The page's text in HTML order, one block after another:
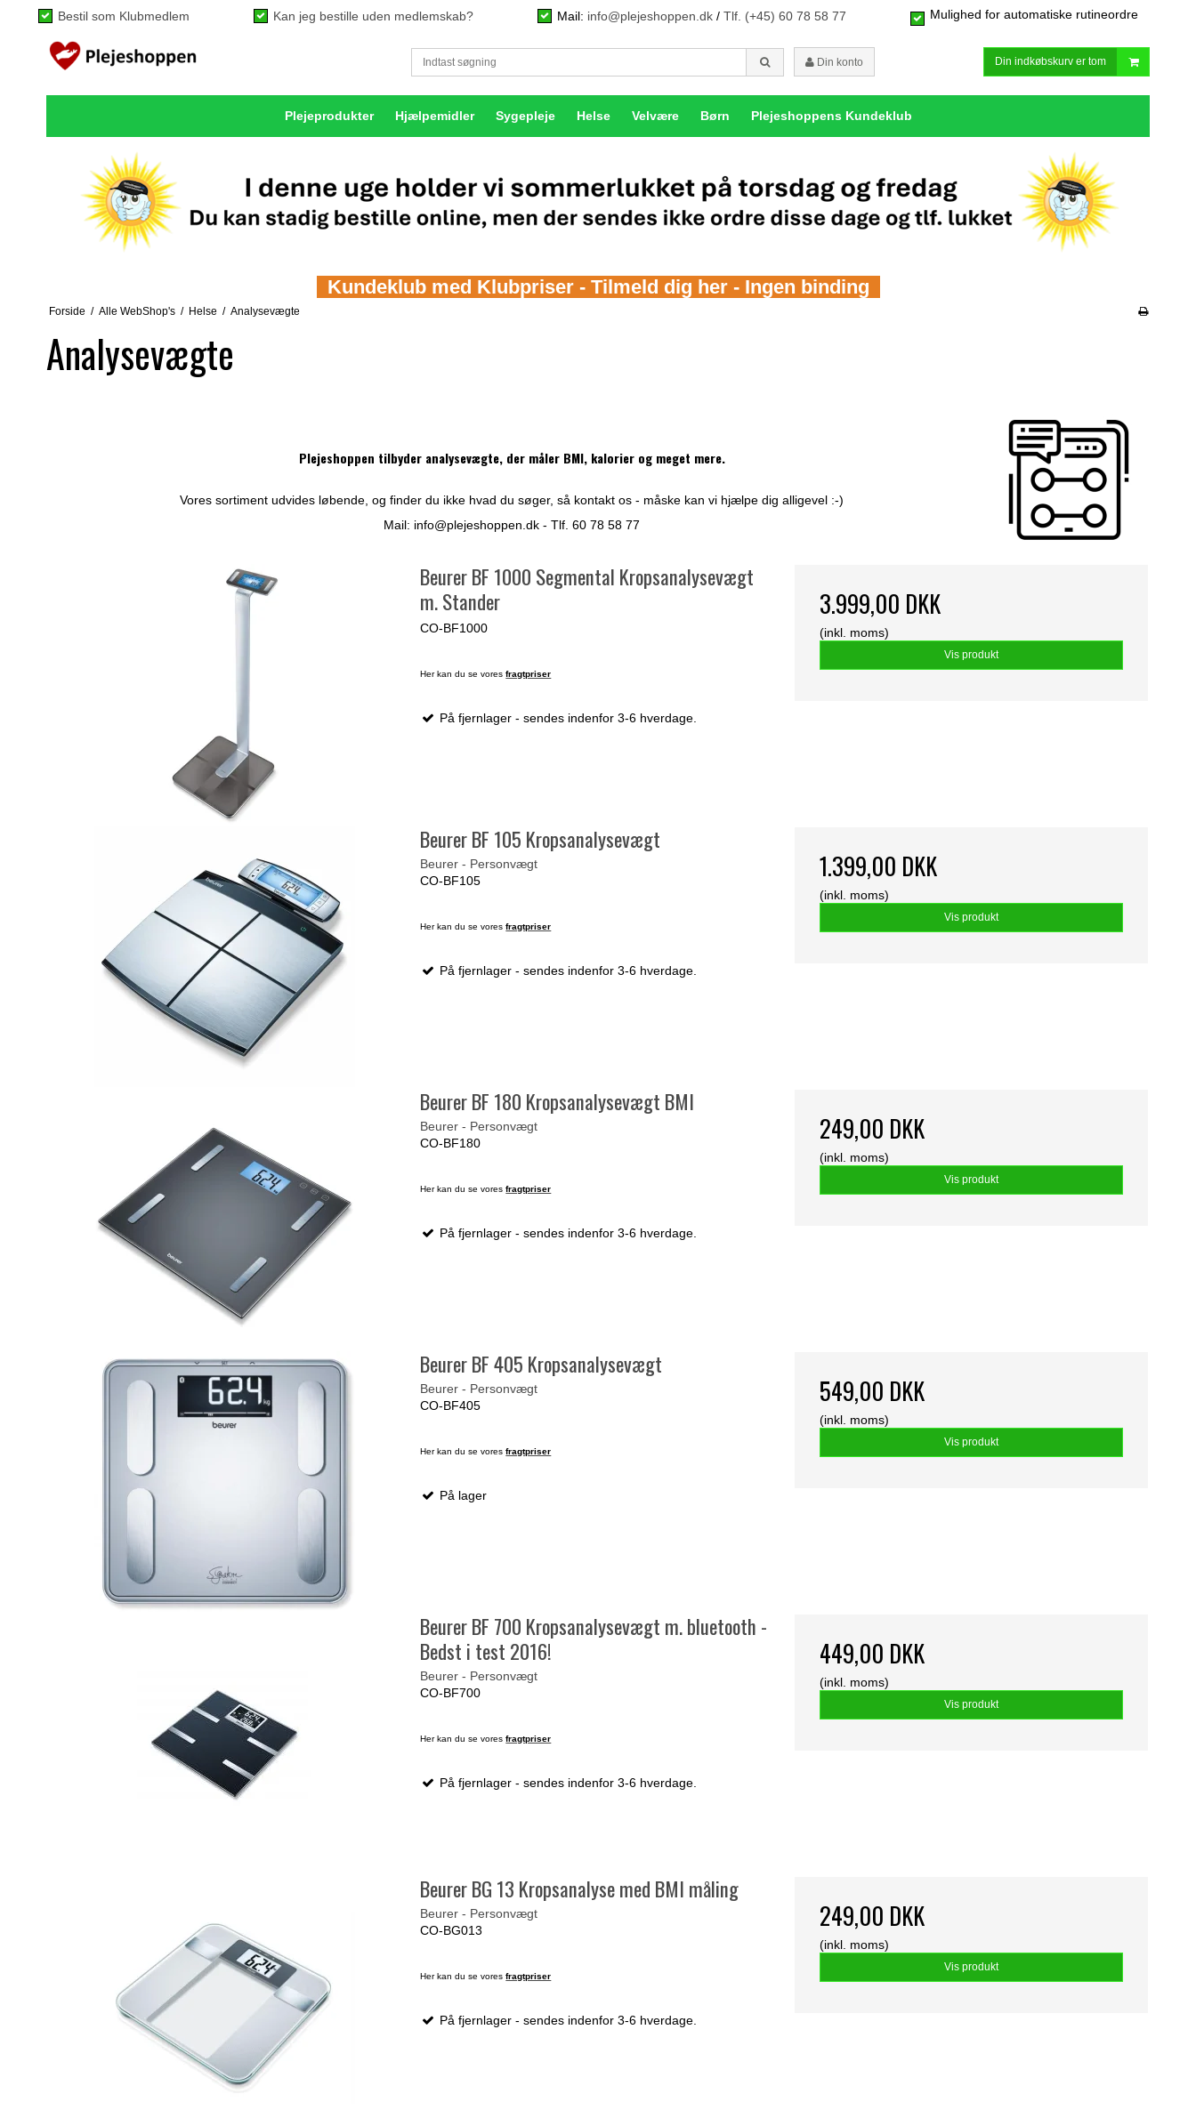
Bestil som Klubmedlem Kan jeg bestille uden medlemskab? Mail: info@plejeshoppen.dk / Tlf. (+45) 60 78 58 77 Mulighed for automatiske rutineordre
Din konto Din indkøbskurv er tom
Plejeprodukter Hjælpemidler Sygepleje Helse Velvære Børn Plejeshoppens Kundeklub
Kundeklub med Klubpriser - Tilmeld dig her - Ingen binding
Forside / Alle WebShop's / Helse / Analysevægte
Analysevægte
Plejeshoppen tilbyder analysevægte, der måler BMI, kalorier og meget mere.
Vores sortiment udvides løbende, og finder du ikke hvad du søger, så kontakt os - måske kan vi hjælpe dig alligevel :-)
Mail: info@plejeshoppen.dk - Tlf. 60 78 58 77
Beurer BF 1000 Segmental Kropsanalysevægt
m. Stander
CO-BF1000
Her kan du se voresfragtpriser
På fjernlager - sendes indenfor 3-6 hverdage.
3.999,00 DKK
(inkl. moms)
Vis produkt
Beurer BF 105 Kropsanalysevægt
Beurer - Personvægt
CO-BF105
Her kan du se voresfragtpriser
På fjernlager - sendes indenfor 3-6 hverdage.
1.399,00 DKK
(inkl. moms)
Vis produkt
Beurer BF 180 Kropsanalysevægt BMI
Beurer - Personvægt
CO-BF180
Her kan du se voresfragtpriser
På fjernlager - sendes indenfor 3-6 hverdage.
249,00 DKK
(inkl. moms)
Vis produkt
Beurer BF 405 Kropsanalysevægt
Beurer - Personvægt
CO-BF405
Her kan du se voresfragtpriser
På lager
549,00 DKK
(inkl. moms)
Vis produkt
Beurer BF 700 Kropsanalysevægt m. bluetooth -
Bedst i test 2016!
Beurer - Personvægt
CO-BF700
Her kan du se voresfragtpriser
På fjernlager - sendes indenfor 3-6 hverdage.
449,00 DKK
(inkl. moms)
Vis produkt
Beurer BG 13 Kropsanalyse med BMI måling
Beurer - Personvægt
CO-BG013
Her kan du se voresfragtpriser
På fjernlager - sendes indenfor 3-6 hverdage.
249,00 DKK
(inkl. moms)
Vis produkt